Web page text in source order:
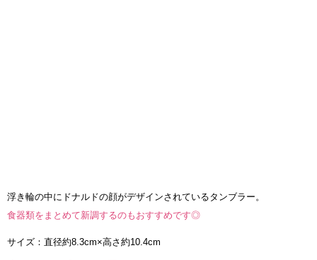
浮き輪の中にドナルドの顔がデザインされているタンブラー。
食器類をまとめて新調するのもおすすめです◎
サイズ：直径約8.3cm×高さ約10.4cm